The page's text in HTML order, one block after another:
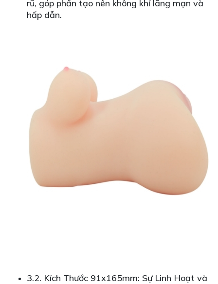
rũ, góp phần tạo nên không khí lãng mạn và
hấp dẫn.
3.2. Kích Thước 91x165mm: Sự Linh Hoạt và